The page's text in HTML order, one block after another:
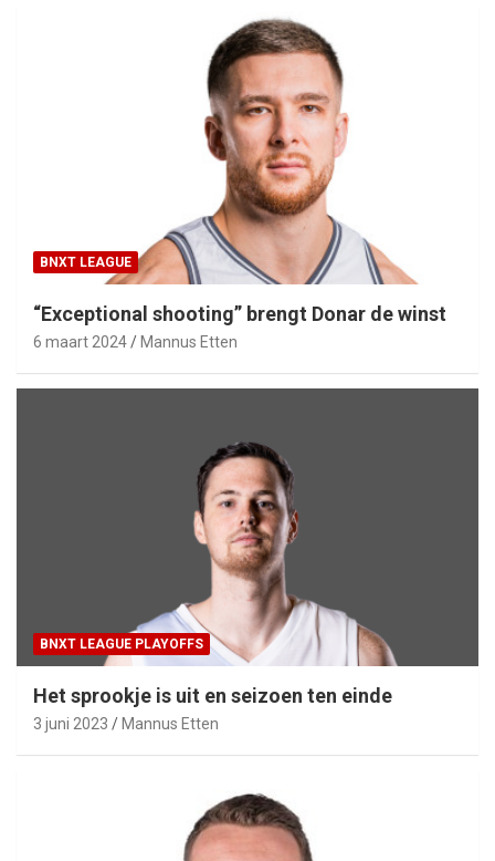
BNXT LEAGUE
“Exceptional shooting” brengt Donar de winst
6 maart 2024 Mannus Etten
BNXT LEAGUE PLAYOFFS
Het sprookje is uit en seizoen ten einde
3 juni 2023 Mannus Etten